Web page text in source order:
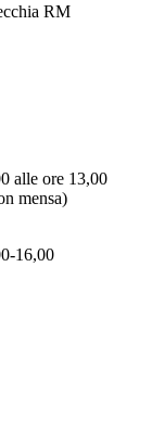
RM
alle ore 13,00
mensa)
16,00